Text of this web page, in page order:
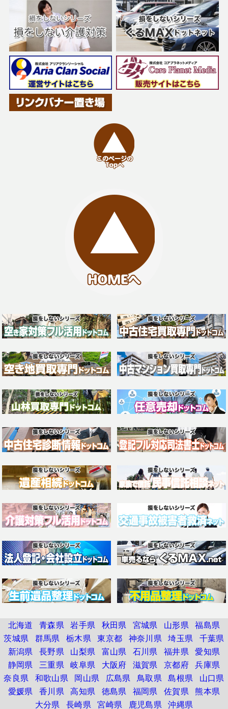
北海道 青森県 岩手県 秋田県 宮城県 山形県 福島県
茨城県 群馬県 栃木県 東京都 神奈川県 埼玉県 千葉県
新潟県 長野県 山梨県 富山県 石川県 福井県 愛知県
静岡県 三重県 岐阜県 大阪府 滋賀県 京都府 兵庫県
奈良県 和歌山県 岡山県 広島県 鳥取県 島根県
山口県
愛媛県 香川県 高知県 徳島県 福岡県 佐賀県 熊本県
大分県 長崎県 宮崎県 鹿児島県 沖縄県